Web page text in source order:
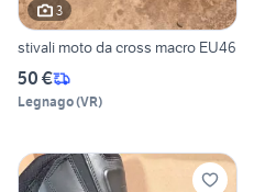
3
stivali moto da cross macro EU46
50 €
Legnago(VR)